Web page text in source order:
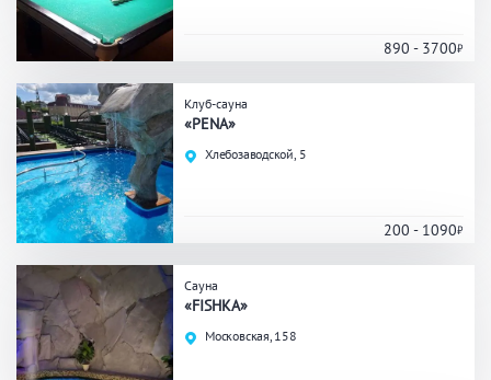
Мангал/ барбекю
Заказ по меню
Ресторан/ бар
Удобства
На берегу водоема
Комната отдыха
Детская комната
Сеновал
ПРИМЕНИТЬ ФИЛЬТРЫ
890 - 3700
Клуб-сауна
«PENA»
Хлебозаводской, 5
200 - 1090
Сауна
«FISHKA»
Московская, 158